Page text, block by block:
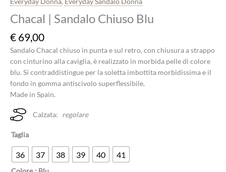
Chacal | Sandalo Chiuso Blu
€ 69,00
Sandalo Chacal chiuso in punta e sul retro, con chiusura a strappo
con cinturino alla caviglia, è realizzato in morbida pelle di colore
blu. Si contraddistingue per la soletta imbottita morbidissima e il
fondo in gomma antiscivolo superflessibile.
Made in Spain.
Calzata: regolare
Taglia
36 37 38 39 40 41